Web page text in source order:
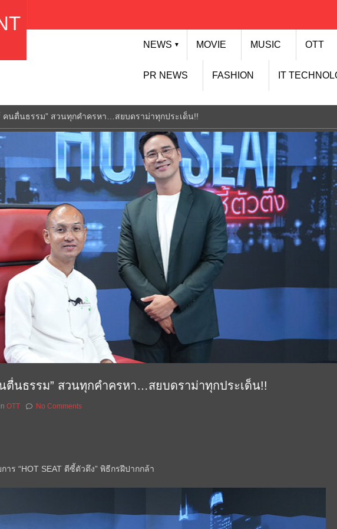
NEWS ▼ MOVIE MUSIC OTT
PR NEWS FASHION IT
คนตื่นธรรม” สวนทุกคำครหา…สยบดราม่าทุกประเด็น!!
นตื่นธรรม” สวนทุกคำครหา…สยบดราม่าทุกประเด็น!!
in OTT No Comments
ร “HOT SEAT ตีซี้ตัวตึง” พิธีกรฝีปากกล้า